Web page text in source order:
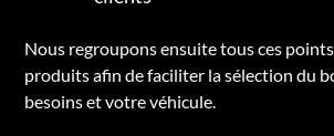
Nous regroupons ensuite tous ces
produits afin de faciliter la sélection du
besoins et votre véhicule.